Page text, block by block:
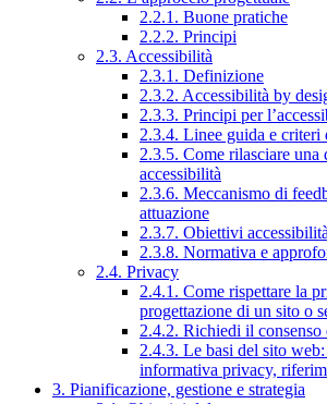
2.2.1. Buone pratiche
2.2.2. Principi
2.3. Accessibilità
2.3.1. Definizione
2.3.2. Accessibilità by
2.3.3. Principi per
2.3.4. Linee guida e criteri
2.3.5. Come rilasciare una
accessibilità
2.3.6. Meccanismo di
attuazione
2.3.7. Obiettivi accessibilità
2.3.8. Normativa e
2.4. Privacy
2.4.1. Come rispettare la
progettazione di un sito o
2.4.2. Richiedi il consenso
2.4.3. Le basi del sito
informativa privacy,
3. Pianificazione, gestione e strategia